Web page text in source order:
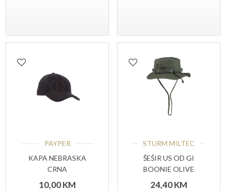
PAYPER
KAPA NEBRASKA
CRNA
10,00KM
STURM MILTEC
ŠEŠIR US OD GI
BOONIE OLIVE
24,40KM